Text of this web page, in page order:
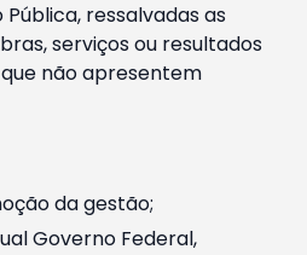
ressalvadas as
serviços ou resultados
não apresentem
da gestão;
Governo Federal,